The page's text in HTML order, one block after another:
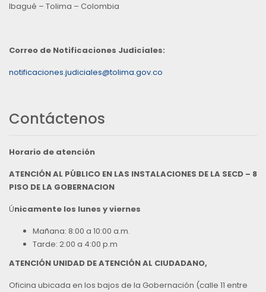
Ibagué – Tolima – Colombia
Correo de Notificaciones Judiciales:
notificaciones.judiciales@tolima.gov.co
Contáctenos
Horario de atención
ATENCIÓN AL PÚBLICO EN LAS INSTALACIONES DE LA SECD – 8
PISO DE LA GOBERNACION
Únicamente los lunes y viernes
Mañana: 8:00 a 10:00 a.m.
Tarde: 2:00 a 4:00 p.m
ATENCIÓN UNIDAD DE ATENCIÓN AL CIUDADANO,
Oficina ubicada en los bajos de la Gobernación (calle 11 entre